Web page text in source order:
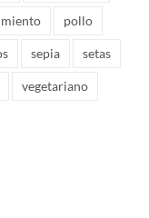
pollo
sepia setas
vegetariano